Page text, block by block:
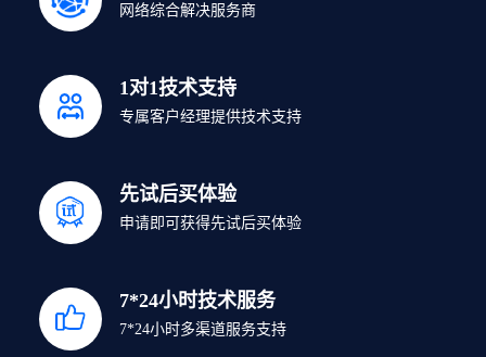
网络综合解决服务商
1对1技术支持
专属客户经理提供技术支持
先试后买体验
申请即可获得先试后买体验
7*24小时技术服务
7*24小时多渠道服务支持